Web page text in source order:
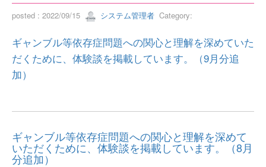
posted : 2022/09/15 システム管理者 Category:
ギャンブル等依存症問題への関心と理解を深めていた
だくために、体験談を掲載しています。（9月分追
加）
ギャンブル等依存症問題への関心と理解を深めて
いただくために、体験談を掲載しています。（8月
分追加）